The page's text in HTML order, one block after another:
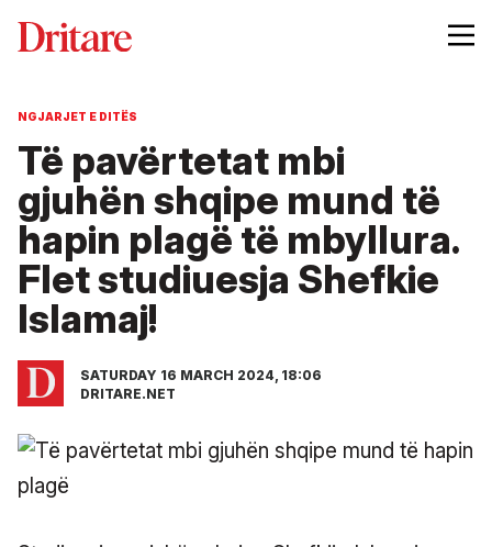
NGJARJET E DITËS
Të pavërtetat mbi
gjuhën shqipe mund të
hapin plagë të mbyllura.
Flet studiuesja Shefkie
Islamaj!
SATURDAY 16 MARCH 2024, 18:06
DRITARE.NET